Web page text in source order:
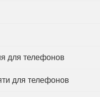
для телефонов
для телефонов